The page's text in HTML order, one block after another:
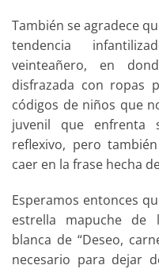
También se agradece
tendencia
veinteañero, en
disfrazada con ropas
códigos de niños que
juvenil que enfrenta
reflexivo, pero
caer en la frase hecha
Esperamos entonces
estrella mapuche de
blanca de “Deseo,
necesario para dejar